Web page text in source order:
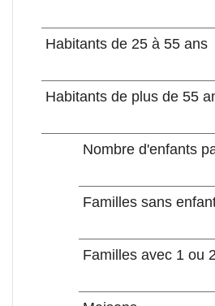
Habitants de 25 à 55 ans
Habitants de plus de 55
Nombre d'enfants
Familles sans
Familles avec 1 ou